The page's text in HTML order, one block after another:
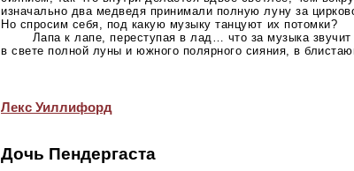
изначально два медведя принимали полную луну за
Но спросим себя, под какую музыку танцуют их потомки?
Лапа к лапе, переступая в лад… что за музыка
в свете полной луны и южного полярного сияния, в
Лекс Уиллифорд
Дочь Пендергаста